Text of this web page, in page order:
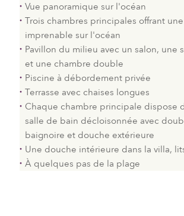
Vue panoramique sur l'océan
Trois chambres principales offrant
imprenable sur l'océan
Pavillon du milieu avec un salon, une
et une chambre double
Piscine à débordement privée
Terrasse avec chaises longues
Chaque chambre principale dispose
salle de bain décloisonnée avec
baignoire et douche extérieure
Une douche intérieure dans la villa,
À quelques pas de la plage